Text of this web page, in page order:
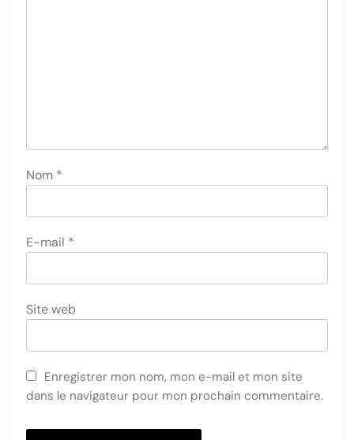
Nom *
E-mail *
Site web
Enregistrer mon nom, mon e-mail et mon site
dans le navigateur pour mon prochain commentaire.